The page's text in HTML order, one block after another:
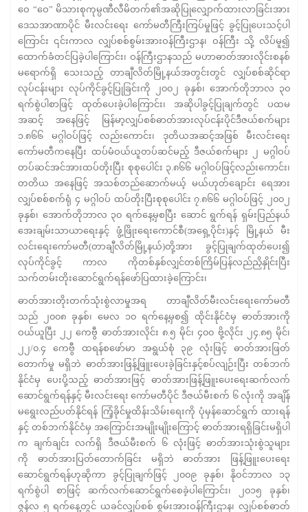
ဝေ “ဝေ” မိသားစုကုမ္ပဏီလီမိတက်၏အဆိုပြုလျှောက်ထားလာခြင်းအား
ဒေသအာဏာပိုင် မီးလင်းရေး ကော်မတီကြီးကြပ်မှုဖြင့် ခွင့်ပြုပေးသင့်ပါ
ကြောင်း ၎င်းကာလ လျှပ်စစ်စွမ်းအားဝန်ကြီးဌာန၊ ဝန်ကြီး သို့ လိပ်မူ၍
ထောက်ခံတင်ပြခဲ့ပါကြောင်း၊ ဝန်ကြီးဌာနသည် မဟာဓာတ်အားလိုင်းစနစ်
မရောက်ရှိ သေးသည့် တာချီလိတ်မြို့နယ်အတွင်းတွင် လျှပ်စစ်ဆိုင်ရာ
လုပ်ငန်းများ လုပ်ကိုင်ခွင့်ပြုခြင်းကို ၂၀၀၂ ခုနှစ်၊ အောက်တိုဘာလ ၃၀
ရက်စွဲပါစာဖြင့် ထုတ်ပေးခဲ့ပါကြောင်း၊ အဆိုပါခွင့်ပြုချက်တွင် ပထမ
အဆင့် အနေဖြင့် မြန်မာ့လျှပ်စစ်ဓာတ်အားလုပ်ငန်းပိုင်ဒီဇယ်စက်များ
၁.၈၆၆ မဂ္ဂါဝပ်ဖြင့် လည်းကောင်း၊ ဒုတိယအဆင့်အဖြစ် မီးလင်းရေး
ကော်မတီကနေပြီး ထပ်မံဝယ်ယူတပ်ဆင်မည့် ဒီဇယ်စက်များ ၂ မဂ္ဂါဝပ်
တပ်ဆင်အင်အားထပ်တိုးပြီး စုစုပေါင်း ၃.၈၆၆ မဂ္ဂါဝပ်ဖြင့်လည်းကောင်း၊
တတိယ အနေဖြင့် အသစ်တည်ဆောက်မယ့် မယ်ဟုတ်ချောင်း ရေအား
လျှပ်စစ်စက်ရုံ ၄ မဂ္ဂါဝပ် ထပ်တိုးပြီးစုစုပေါင်း ၇.၈၆၆ မဂ္ဂါဝပ်ဖြင့် ၂၀၀၂
ခုနှစ်၊ အောက်တိုဘာလ ၃၀ ရက်နေ့မှစပြီး ဆောင် ရွက်ရန် ရှမ်းပြည်နယ်
အေးချမ်းသာယာရေးနှင့် ဖွံ့ဖြိုးရေးကောင်စီ(အရှေ့ပိုင်း)နှင့် မြို့နယ် မီး
လင်းရေးကော်မတီ(တာချီလိတ်မြို့နယ်)တို့အား ခွင့်ပြုချက်ထုတ်ပေး၍
လုပ်ကိုင်ခွင့် ကာလ ကိုတစ်နှစ်လျှင်တစ်ကြိမ်ပြန်လည်ညှိနှိုင်းပြီး
သက်တမ်းတိုးဆောင်ရွက်ရန်ဖော်ပြထားခဲ့ကြောင်း၊
ဓာတ်အားတိုးတက်သုံးစွဲလာမှုအရ တာချီလိတ်မီးလင်းရေးကော်မတီ
သည် ၂၀၀၈ ခုနှစ်၊ မေလ ၁၀ ရက်နေ့မှစ၍ ထိုင်းနိုင်ငံမှ ဓာတ်အားကို
ဝယ်ယူပြီး ၂၂ ကေဗွီ ဓာတ်အားလိုင်း ၈.၅ မိုင်၊ ၄၀၀ ဗို့လိုင်း ၂၄.၈၅ မိုင်၊
၂၂/၀.၄ ကေဗွီ ထရန်စဖော်မာ အရွယ်စုံ ၃၉ လုံးဖြင့် ဓာတ်အားဖြတ်
တောက်မှု မရှိဘဲ ဓာတ်အားဖြန့်ဖြူးပေးခဲ့ခြင်းနှင့်စပ်လျဉ်းပြီး တစ်ဘက်
နိုင်ငံမှ ပေးပို့သည့် ဓာတ်အားဖြင့် ဓာတ်အားဖြန့်ဖြူးပေးရေးဆက်လက်
ဆောင်ရွက်ရန်နှင့် မီးလင်းရေး ကော်မတီပိုင် ဒီဇယ်မီးစက် ၆ လုံးကို အချိန်
မရွေးလည်ပတ်နိုင်ရန် ကြံ့ခိုင်မှုထိန်းသိမ်းရေးကို ပုံမှန်ဆောင်ရွက် ထားရန်
နှင့် တစ်ဘက်နိုင်ငံမှ အကြောင်းအမျိုးမျိုးကြောင့် ဓာတ်အားရရှိခြင်းမရှိပါ
က ချက်ချင်း လက်ရှိ ဒီဇယ်မီးစက် ၆ လုံးဖြင့် ဓာတ်အားသုံးစွဲသူများ
ကို ဓာတ်အားပြတ်တောက်ခြင်း မရှိဘဲ ဓာတ်အား ဖြန့်ဖြူးပေးရေး
ဆောင်ရွက်ရန်ဟုဆိုကာ ခွင့်ပြုချက်ဖြင့် ၂၀၀၉ ခုနှစ်၊ နိုဝင်ဘာလ ၁၃
ရက်စွဲပါ စာဖြင့် ဆက်လက်ဆောင်ရွက်စေခဲ့ပါကြောင်း၊ ၂၀၁၅ ခုနှစ်၊
ဇွန်လ ၅ ရက်နေ့တွင် ယခင်လျှပ်စစ် စွမ်းအားဝန်ကြီးဌာန၊ လျှပ်စစ်ဓာတ်